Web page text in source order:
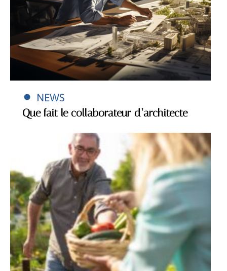
NEWS
Que fait le collaborateur d’architecte